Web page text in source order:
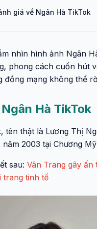
giá về Ngân Hà TikTok
nhìn hình ảnh Ngân
phong cách cuốn hút
đồng mạng không thể
Hà TikTok
tên thật là Lương Thị
2003 tại Chương
sau: Vân Trang gây ấn
trang tinh tế